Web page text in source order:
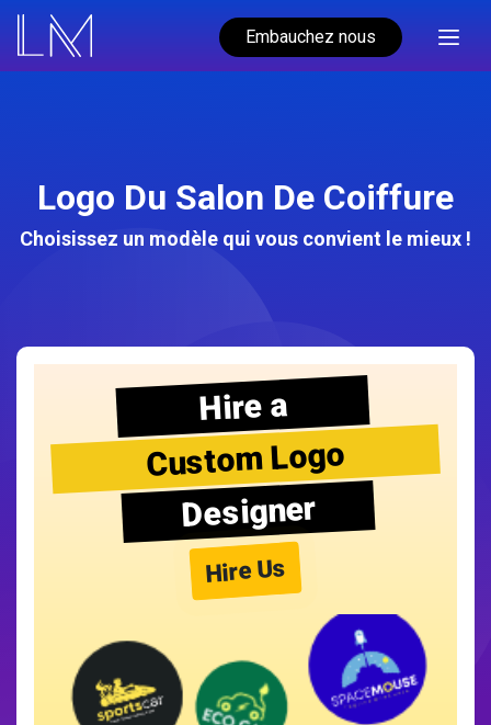
Embauchez nous
Logo Du Salon De Coiffure
Choisissez un modèle qui vous convient le mieux !
Hire a
Custom Logo
Designer
Hire Us